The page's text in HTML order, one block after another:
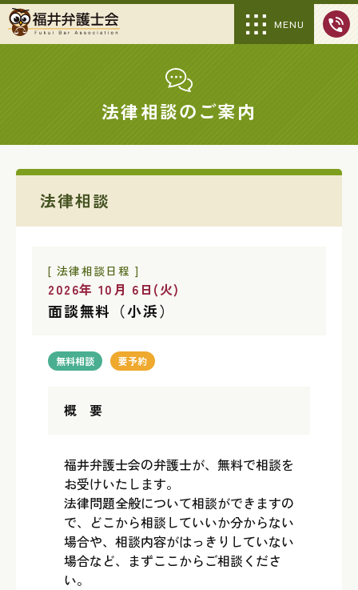
MENU
法律相談のご案内
法律相談
[ 法律相談日程 ]
2026年 10月 6日(火)
面談無料（小浜）
無料相談 要予約
概 要
福井弁護士会の弁護士が、無料で相談を
お受けいたします。
法律問題全般について相談ができますの
で、どこから相談していいか分からない
場合や、相談内容がはっきりしていない
場合など、まずここからご相談くださ
い。